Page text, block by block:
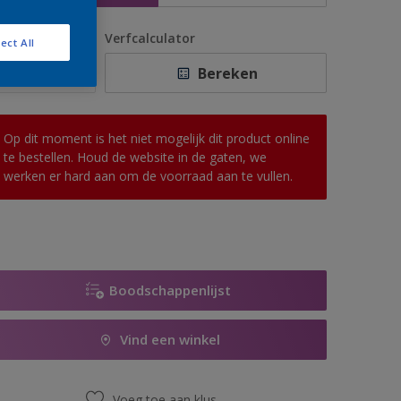
Verfcalculator
Bereken
Op dit moment is het niet mogelijk dit product online
te bestellen. Houd de website in de gaten, we
werken er hard aan om de voorraad aan te vullen.
Boodschappenlijst
Vind een winkel
All